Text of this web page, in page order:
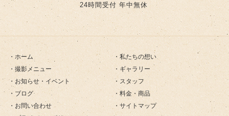
24時間受付 年中無休
ホーム
私たちの想い
撮影メニュー
ギャラリー
お知らせ・イベント
スタッフ
ブログ
料金・商品
お問い合わせ
サイトマップ